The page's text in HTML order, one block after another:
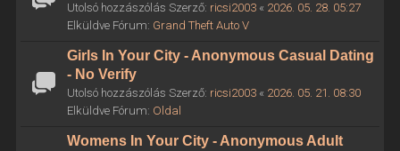
Utolsó hozzászólás Szerző: ricsi2003« 2026. 05. 28. 05:27
Elküldve Fórum: Grand Theft Auto V
Girls In Your City - Anonymous Casual Dating
- No Verify
Utolsó hozzászólás Szerző: ricsi2003« 2026. 05. 21. 08:30
Elküldve Fórum: Oldal
Womens In Your City - Anonymous Adult